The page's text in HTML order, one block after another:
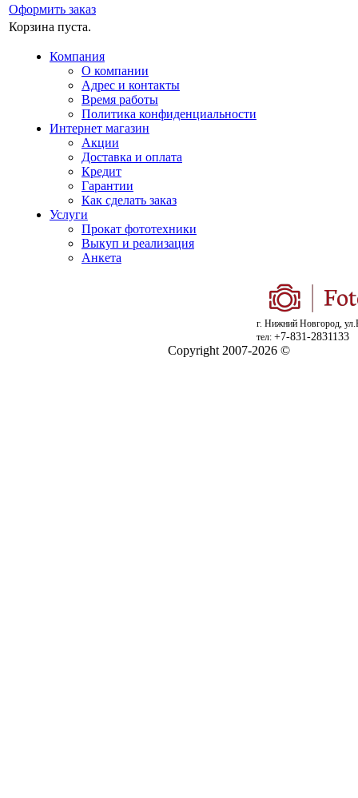
Оформить заказ
Корзина пуста.
Компания
О компании
Адрес и контакты
Время работы
Политика конфиденциальности
Интернет магазин
Акции
Доставка и оплата
Кредит
Гарантии
Как сделать заказ
Услуги
Прокат фототехники
Выкуп и реализация
Анкета
г. Нижний Новгород,
тел: +7-831-2831133
Copyright 2007-2026 ©